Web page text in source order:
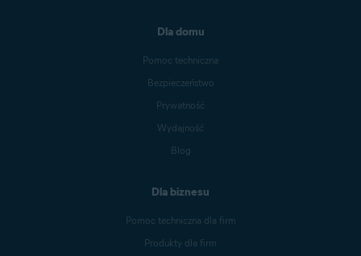
Dla domu
Pomoc techniczna
Bezpieczeństwo
Prywatność
Wydajność
Blog
Dla biznesu
Pomoc techniczna dla firm
Produkty dla firm